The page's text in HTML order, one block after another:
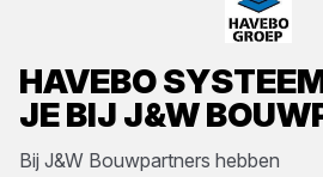
HAVEBO
JE BIJ J&W
Bij J&W Bouwpartners hebben